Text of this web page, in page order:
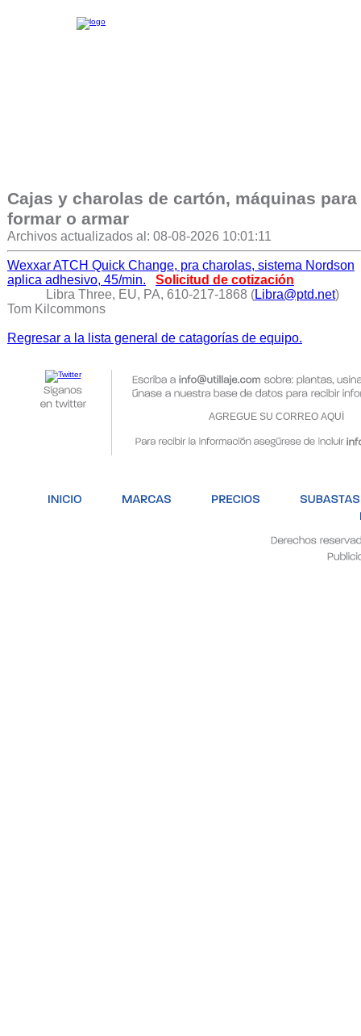
Cajas y charolas de cartón, máquinas para
formar o armar
Archivos actualizados al: 08-08-2026 10:01:11
Wexxar ATCH Quick Change, pra charolas, sistema Nordson
aplica adhesivo, 45/min.
Solicitud de cotización
Libra Three, EU, PA, 610-217-1868 (Libra@ptd.net)
Tom Kilcommons
Regresar a la lista general de catagorías de equipo.